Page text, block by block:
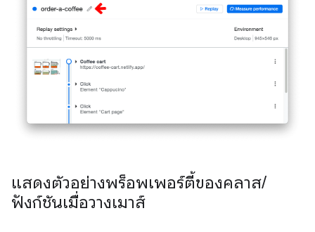
แสดงตัวอย่างพร็อพเพอร์ตี้ของคลาส/
ฟังก์ชันเมื่อวางเมาส์